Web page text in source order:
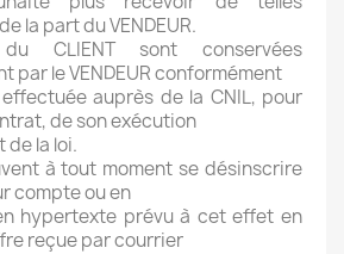
la part du VENDEUR.
CLIENT sont conservées
par le VENDEUR conformément
auprès de la CNIL, pour
de son exécution
de la loi.
à tout moment se désinscrire
compte ou en
hypertexte prévu à cet effet en
reçue par courrier